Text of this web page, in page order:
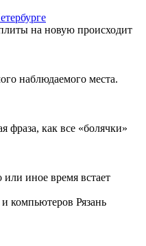
на новую происходит
наблюдаемого места.
фраза, как все «болячки»
иное время встает
компьютеров Рязань